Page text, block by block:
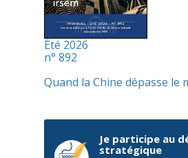
Été 2026
n° 892
Quand la Chine dépasse le
Je participe au
stratégique